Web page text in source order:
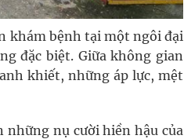
khám bệnh tại một ngôi đại
đặc biệt. Giữa không gian
khiết, những áp lực, mệt
những nụ cười hiền hậu của